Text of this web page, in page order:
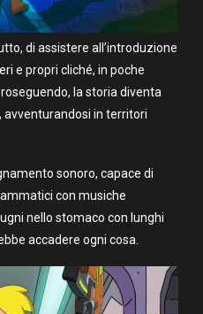
di assistere all’introduzione
e propri cliché, in poche
la storia diventa
in territori
sonoro, capace di
con musiche
nello stomaco con lunghi
accadere ogni cosa.